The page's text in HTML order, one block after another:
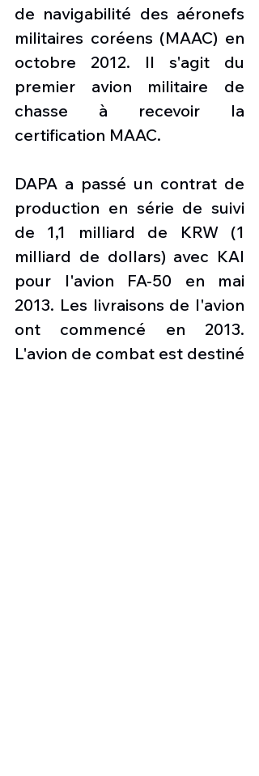
de navigabilité des aéronefs
militaires coréens (MAAC) en
octobre 2012. Il s'agit du
premier avion militaire de
chasse à recevoir la
certification MAAC.
DAPA a passé un contrat de
production en série de suivi
de 1,1 milliard de KRW (1
milliard de dollars) avec KAI
pour l'avion FA-50 en mai
2013. Les livraisons de l'avion
ont commencé en 2013.
L'avion de combat est destiné